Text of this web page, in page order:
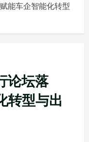
能车企智能化转型
论坛落
转型与出